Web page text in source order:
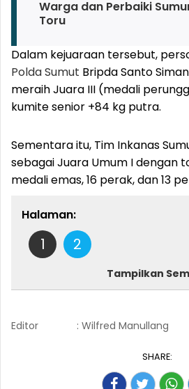
Warga dan Perbaiki
Toru
Dalam kejuaraan tersebut,
Polda Sumut Bripda Santo
meraih Juara III (medali
kumite senior +84 kg putra.
Sementara itu, Tim Inkanas
sebagai Juara Umum I dengan
medali emas, 16 perak, dan 13
Halaman:
1 2
Tampilkan
Editor : Wilfred Manullang
SHARE: